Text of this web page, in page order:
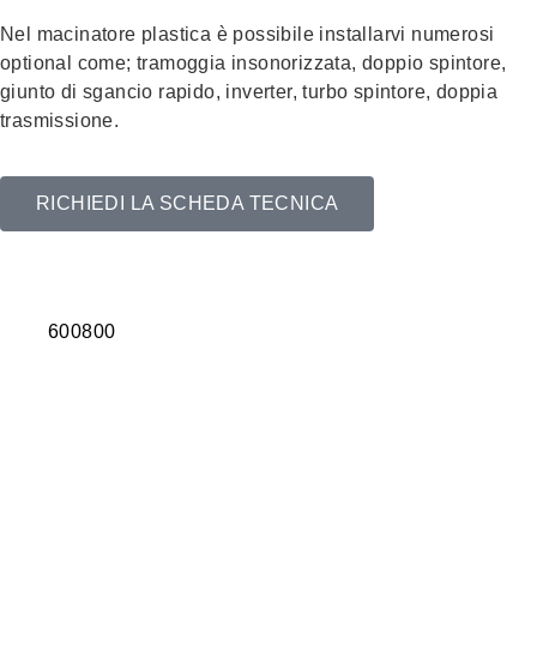
Nel macinatore plastica è possibile installarvi numerosi
optional come; tramoggia insonorizzata, doppio spintore,
giunto di sgancio rapido, inverter, turbo spintore, doppia
trasmissione.
RICHIEDI LA SCHEDA TECNICA
600800